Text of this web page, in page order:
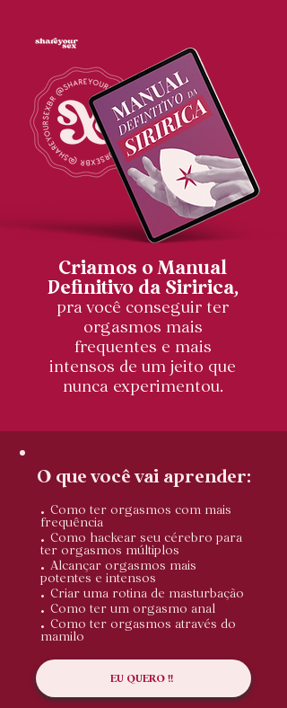
Criamos o Manual
Definitivo da Siririca,
pra você conseguir ter
orgasmos mais
frequentes e mais
intensos de um jeito que
nunca experimentou.
. Como ter orgasmos com mais
frequência
.Como hackear seu cérebro para
ter orgasmos múltiplos
.Alcançar orgasmos mais
potentes e intensos
.Criar uma rotina de masturbação
. Como ter um orgasmo anal
. Como ter orgasmos através do
mamilo
O que você vai aprender:
EU QUERO !!